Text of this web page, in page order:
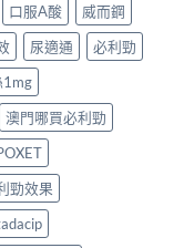
口服A酸
威而鋼
尿適通
必利勁
1mg
澳門哪買必利勁
勁效果